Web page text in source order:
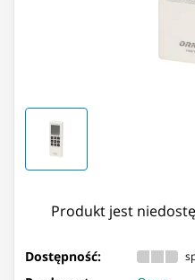
Produkt jest
Dostępność: